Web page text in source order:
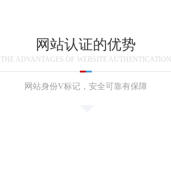
网站认证的优势
THE ADVANTAGES OF WEBSITE AUTHENTICATION
网站身份V标记，安全可靠有保障